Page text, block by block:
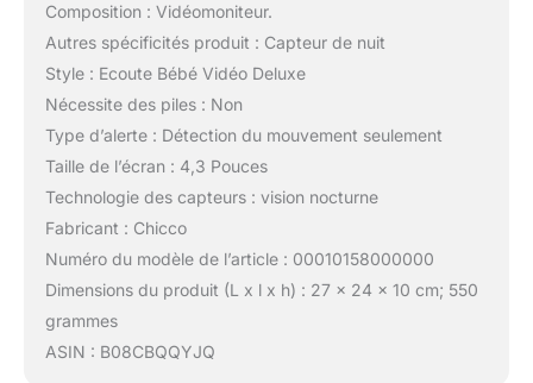
Composition : Vidéomoniteur.
Autres spécificités produit : Capteur de nuit
Style : Ecoute Bébé Vidéo Deluxe
Nécessite des piles : Non
Type d’alerte : Détection du mouvement seulement
Taille de l’écran : 4,3 Pouces
Technologie des capteurs : vision nocturne
Fabricant : Chicco
Numéro du modèle de l’article : 00010158000000
Dimensions du produit (L x l x h) : 27 x 24 x 10 cm; 550
grammes
ASIN : B08CBQQYJQ